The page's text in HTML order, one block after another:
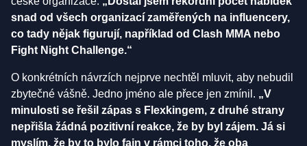
snad od všech organizací zaměřených na influencery,
co tady nějak figurují, například od Clash MMA nebo
Fight Night Challenge.“
O konkrétních návrzích nejprve nechtěl mluvit, aby nebudil
zbytečné vášně. Jedno jméno ale přece jen zmínil. „V
minulosti se řešil zápas s Flexkingem, z druhé strany
nepřišla žádná pozitivní reakce, že by byl zájem. Já si
myslím, že by to bylo fajn v rámci toho, že oba